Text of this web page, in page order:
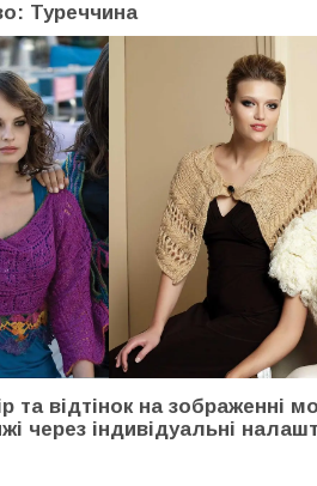
Туреччина
та відтінок на зображенні
через індивідуальні